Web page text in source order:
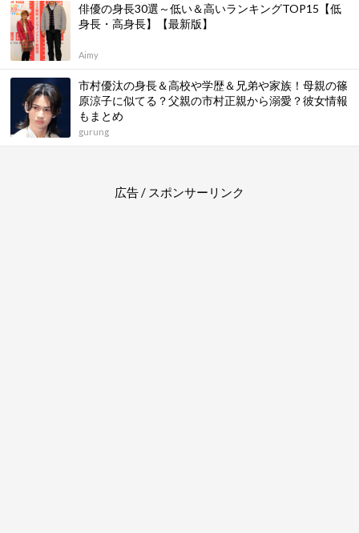
俳優の身長30選～低い＆高いランキングTOP15【低
身長・高身長】【最新版】
Aimy
市村優汰の身長＆高校や学歴＆兄弟や家族！母親の篠
原涼子に似てる？父親の市村正親から溺愛？彼女情報
もまとめ
gurung
広告 / スポンサーリンク